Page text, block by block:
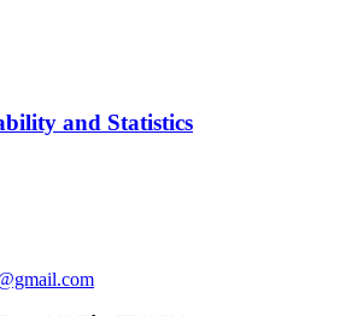
and Statistics